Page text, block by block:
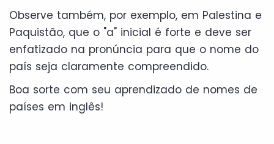
Observe também, por exemplo, em Palestina e
Paquistão, que o "a" inicial é forte e deve ser
enfatizado na pronúncia para que o nome do
país seja claramente compreendido.
Boa sorte com seu aprendizado de nomes de
países em inglês!